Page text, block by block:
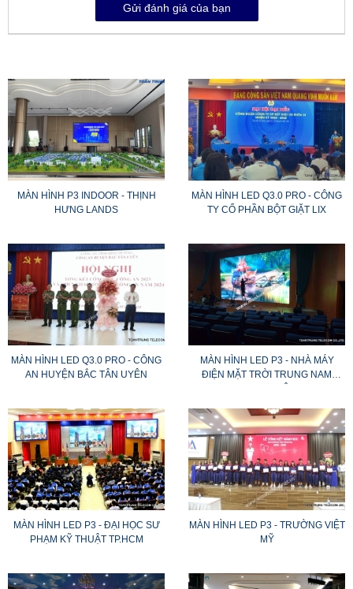
Gửi đánh giá của bạn
MÀN HÌNH P3 INDOOR - THỊNH
HƯNG LANDS
MÀN HÌNH LED Q3.0 PRO - CÔNG
TY CỔ PHẦN BỘT GIẶT LIX
MÀN HÌNH LED Q3.0 PRO - CÔNG
AN HUYỆN BẮC TÂN UYÊN
MÀN HÌNH LED P3 - NHÀ MÁY
ĐIỆN MẶT TRỜI TRUNG NAM
MÀN HÌNH LED P3 - ĐẠI HỌC SƯ
PHẠM KỸ THUẬT TP.HCM
MÀN HÌNH LED P3 - TRƯỜNG VIỆT
MỸ